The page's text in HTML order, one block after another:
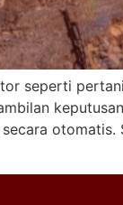
seperti